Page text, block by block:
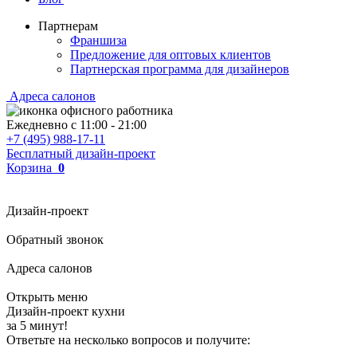
Партнерам
Франшиза
Предложение для оптовых клиентов
Партнерская программа для дизайнеров
Адреса салонов
Ежедневно с 11:00 - 21:00
+7 (495) 988-17-11
Бесплатный дизайн-проект
Корзина 0
Дизайн-проект
Обратный звонок
Адреса салонов
Открыть меню
Дизайн-проект кухни
за 5 минут!
Ответьте на несколько вопросов и получите: